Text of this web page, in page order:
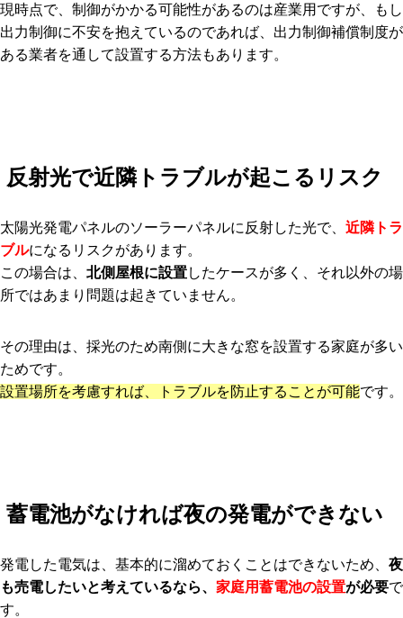
現時点で、制御がかかる可能性があるのは産業用ですが、もし
出力制御に不安を抱えているのであれば、出力制御補償制度が
ある業者を通して設置する方法もあります。
反射光で近隣トラブルが起こるリスク
太陽光発電パネルのソーラーパネルに反射した光で、 近隣トラ
ブルになるリスクがあります。
この場合は、 北側屋根に設置したケースが多く、それ以外の場
所ではあまり問題は起きていません。
その理由は、採光のため南側に大きな窓を設置する家庭が多い
ためです。
設置場所を考慮すれば、トラブルを防止することが可能です。
蓄電池がなければ夜の発電ができない
発電した電気は、基本的に溜めておくことはできないため、 夜
も売電したいと考えているなら、 家庭用蓄電池の設置が必要で
す。